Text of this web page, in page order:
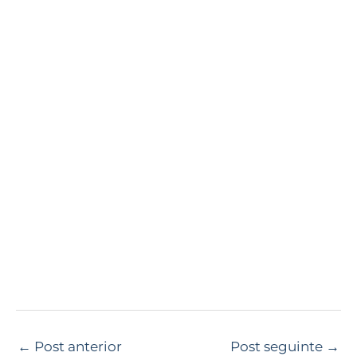
← Post anterior Post seguinte →